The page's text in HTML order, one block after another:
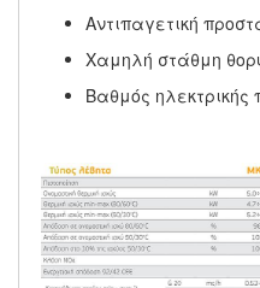
Αντιπαγετική
Χαμηλή στάθμη
Βαθμός ηλεκτρικής